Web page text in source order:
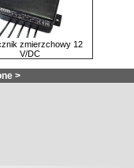
zmierzchowy 12
V/DC
>